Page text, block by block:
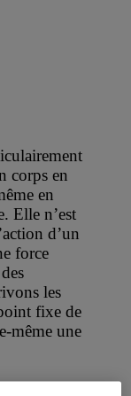
corps en
en
Elle n’est
d’un
force
les
fixe de
même une